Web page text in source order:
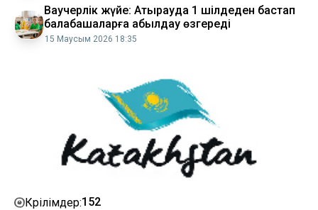
Ваучерлік жүйе: Атырауда 1 шілдеден бастап
балабақшаларға қабылдау өзгереді
15 Маусым 2026 18:35
Көрілімдер:152